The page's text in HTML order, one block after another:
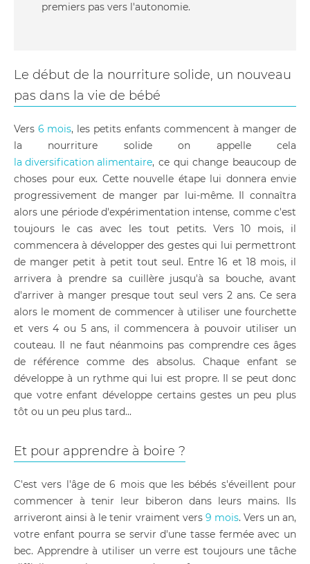
premiers pas vers l'autonomie.
Le début de la nourriture solide, un nouveau
pas dans la vie de bébé
Vers 6 mois, les petits enfants commencent à manger de
la nourriture solide on appelle cela
la diversification alimentaire, ce qui change beaucoup de
choses pour eux. Cette nouvelle étape lui donnera envie
progressivement de manger par lui-même. Il connaîtra
alors une période d'expérimentation intense, comme c'est
toujours le cas avec les tout petits. Vers 10 mois, il
commencera à développer des gestes qui lui permettront
de manger petit à petit tout seul. Entre 16 et 18 mois, il
arrivera à prendre sa cuillère jusqu'à sa bouche, avant
d'arriver à manger presque tout seul vers 2 ans. Ce sera
alors le moment de commencer à utiliser une fourchette
et vers 4 ou 5 ans, il commencera à pouvoir utiliser un
couteau. Il ne faut néanmoins pas comprendre ces âges
de référence comme des absolus. Chaque enfant se
développe à un rythme qui lui est propre. Il se peut donc
que votre enfant développe certains gestes un peu plus
tôt ou un peu plus tard...
Et pour apprendre à boire ?
C'est vers l'âge de 6 mois que les bébés s'éveillent pour
commencer à tenir leur biberon dans leurs mains. Ils
arriveront ainsi à le tenir vraiment vers 9 mois. Vers un an,
votre enfant pourra se servir d'une tasse fermée avec un
bec. Apprendre à utiliser un verre est toujours une tâche